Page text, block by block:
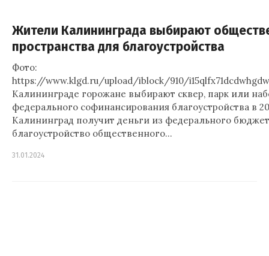
Жители Калининграда выбирают
пространства для благоустройства
Фото:
https://www.klgd.ru/upload/iblock/910/
Калининграде горожане выбирают сквер, парк или
федерального софинансирования благоустройства в
Калининград получит деньги из федерального
благоустройство общественного…
31.01.2024